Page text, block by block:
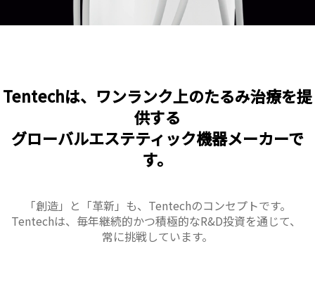
Tentechは、ワンランク上のたるみ治療を提
供する
グローバルエステティック機器メーカーで
す。
「創造」と「革新」も、Tentechのコンセプトです。
Tentechは、毎年継続的かつ積極的なR&D投資を通じて、
常に挑戦しています。